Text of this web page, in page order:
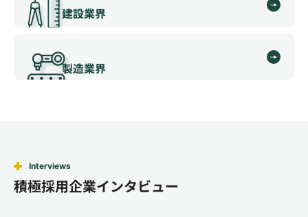
建設業界
製造業界
Interviews
積極採用企業インタビュー